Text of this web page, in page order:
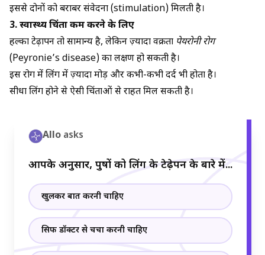
इससे दोनों को बराबर संवेदना (stimulation) मिलती है।
3. स्वास्थ्य चिंता कम करने के लिए
हल्का टेढ़ापन तो सामान्य है, लेकिन ज़्यादा वक्रता पेयरोनी रोग
(Peyronie’s disease) का लक्षण हो सकती है।
इस रोग में लिंग में ज़्यादा मोड़ और कभी-कभी दर्द भी होता है।
सीधा लिंग होने से ऐसी चिंताओं से राहत मिल सकती है।
Alloasks
आपके अनुसार, पुरुषों को लिंग के टेढ़ेपन के बारे में...
खुलकर बात करनी चाहिए
सिर्फ डॉक्टर से चर्चा करनी चाहिए